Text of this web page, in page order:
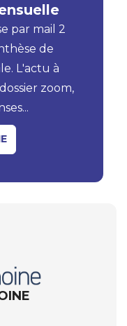
par mail 2
de
L'actu à
zoom,